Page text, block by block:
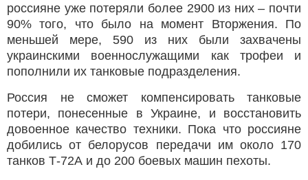
россияне уже потеряли более 2900 из них – почти
90% того, что было на момент Вторжения. По
меньшей мере, 590 из них были захвачены
украинскими военнослужащими как трофеи и
пополнили их танковые подразделения.
Россия не сможет компенсировать танковые
потери, понесенные в Украине, и восстановить
довоенное качество техники. Пока что россияне
добились от белорусов передачи им около 170
танков Т-72А и до 200 боевых машин пехоты.